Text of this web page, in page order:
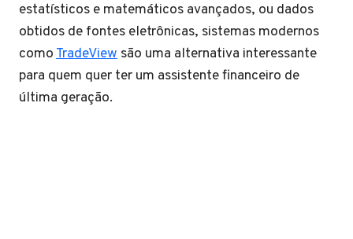
estatísticos e matemáticos avançados, ou dados
obtidos de fontes eletrônicas, sistemas modernos
comoTradeView são uma alternativa interessante
para quem quer ter um assistente financeiro de
última geração.